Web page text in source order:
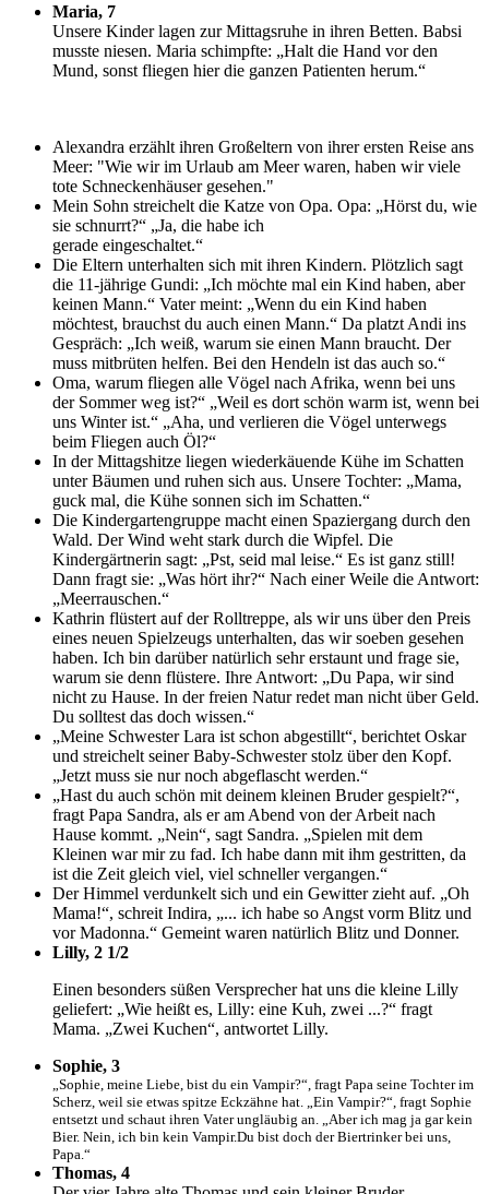
Maria, 7
Unsere Kinder lagen zur Mittagsruhe in ihren Betten. Babsi
musste niesen. Maria schimpfte: „Halt die Hand vor den
Mund, sonst fliegen hier die ganzen Patienten herum.“
Alexandra erzählt ihren Großeltern von ihrer ersten Reise ans
Meer: "Wie wir im Urlaub am Meer waren, haben wir viele
tote Schneckenhäuser gesehen."
Mein Sohn streichelt die Katze von Opa. Opa: „Hörst du, wie
sie schnurrt?“ „Ja, die habe ich
gerade eingeschaltet.“
Die Eltern unterhalten sich mit ihren Kindern. Plötzlich sagt
die 11-jährige Gundi: „Ich möchte mal ein Kind haben, aber
keinen Mann.“ Vater meint: „Wenn du ein Kind haben
möchtest, brauchst du auch einen Mann.“ Da platzt Andi ins
Gespräch: „Ich weiß, warum sie einen Mann braucht. Der
muss mitbrüten helfen. Bei den Hendeln ist das auch so.“
Oma, warum fliegen alle Vögel nach Afrika, wenn bei uns
der Sommer weg ist?“ „Weil es dort schön warm ist, wenn bei
uns Winter ist.“ „Aha, und verlieren die Vögel unterwegs
beim Fliegen auch Öl?“
In der Mittagshitze liegen wiederkäuende Kühe im Schatten
unter Bäumen und ruhen sich aus. Unsere Tochter: „Mama,
guck mal, die Kühe sonnen sich im Schatten.“
Die Kindergartengruppe macht einen Spaziergang durch den
Wald. Der Wind weht stark durch die Wipfel. Die
Kindergärtnerin sagt: „Pst, seid mal leise.“ Es ist ganz still!
Dann fragt sie: „Was hört ihr?“ Nach einer Weile die Antwort:
„Meerrauschen.“
Kathrin flüstert auf der Rolltreppe, als wir uns über den Preis
eines neuen Spielzeugs unterhalten, das wir soeben gesehen
haben. Ich bin darüber natürlich sehr erstaunt und frage sie,
warum sie denn flüstere. Ihre Antwort: „Du Papa, wir sind
nicht zu Hause. In der freien Natur redet man nicht über Geld.
Du solltest das doch wissen.“
„Meine Schwester Lara ist schon abgestillt“, berichtet Oskar
und streichelt seiner Baby-Schwester stolz über den Kopf.
„Jetzt muss sie nur noch abgeflascht werden.“
„Hast du auch schön mit deinem kleinen Bruder gespielt?“,
fragt Papa Sandra, als er am Abend von der Arbeit nach
Hause kommt. „Nein“, sagt Sandra. „Spielen mit dem
Kleinen war mir zu fad. Ich habe dann mit ihm gestritten, da
ist die Zeit gleich viel, viel schneller vergangen.“
Der Himmel verdunkelt sich und ein Gewitter zieht auf. „Oh
Mama!“, schreit Indira, „... ich habe so Angst vorm Blitz und
vor Madonna.“ Gemeint waren natürlich Blitz und Donner.
Lilly, 2 1/2
Einen besonders süßen Versprecher hat uns die kleine Lilly
geliefert: „Wie heißt es, Lilly: eine Kuh, zwei ...?“ fragt
Mama. „Zwei Kuchen“, antwortet Lilly.
Sophie, 3
„Sophie, meine Liebe, bist du ein Vampir?“, fragt Papa seine Tochter im
Scherz, weil sie etwas spitze Eckzähne hat. „Ein Vampir?“, fragt Sophie
entsetzt und schaut ihren Vater ungläubig an. „Aber ich mag ja gar kein
Bier. Nein, ich bin kein Vampir.Du bist doch der Biertrinker bei uns,
Papa.“
Thomas, 4